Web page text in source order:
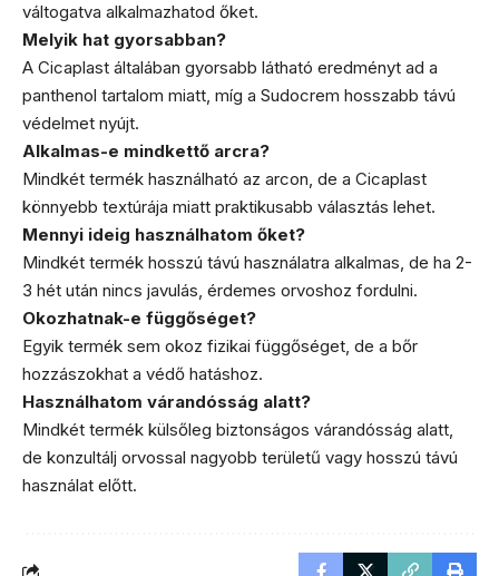
váltogatva alkalmazhatod őket.
Melyik hat gyorsabban?
A Cicaplast általában gyorsabb látható eredményt ad a
panthenol tartalom miatt, míg a Sudocrem hosszabb távú
védelmet nyújt.
Alkalmas-e mindkettő arcra?
Mindkét termék használható az arcon, de a Cicaplast
könnyebb textúrája miatt praktikusabb választás lehet.
Mennyi ideig használhatom őket?
Mindkét termék hosszú távú használatra alkalmas, de ha 2-
3 hét után nincs javulás, érdemes orvoshoz fordulni.
Okozhatnak-e függőséget?
Egyik termék sem okoz fizikai függőséget, de a bőr
hozzászokhat a védő hatáshoz.
Használhatom várandósság alatt?
Mindkét termék külsőleg biztonságos várandósság alatt,
de konzultálj orvossal nagyobb területű vagy hosszú távú
használat előtt.